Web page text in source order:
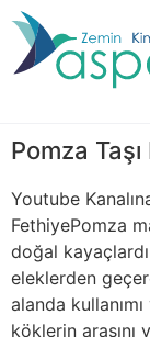
Pomza
Youtube
FethiyePomza
doğal
eleklerden
alanda
köklerin arasını